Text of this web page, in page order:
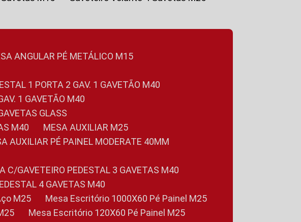
ANGULAR PÉ METÁLICO M15
1 PORTA 2 GAV. 1 GAVETÃO M40
1 GAVETÃO M40
GLASS
M40
MESA AUXILIAR M25
AUXILIAR PÉ PAINEL MODERATE 40MM
C/GAVETEIRO PEDESTAL 3 GAVETAS M40
4 GAVETAS M40
M25
Mesa Escritório 1000X60 Pé Painel M25
Mesa Escritório 120X60 Pé Painel M25